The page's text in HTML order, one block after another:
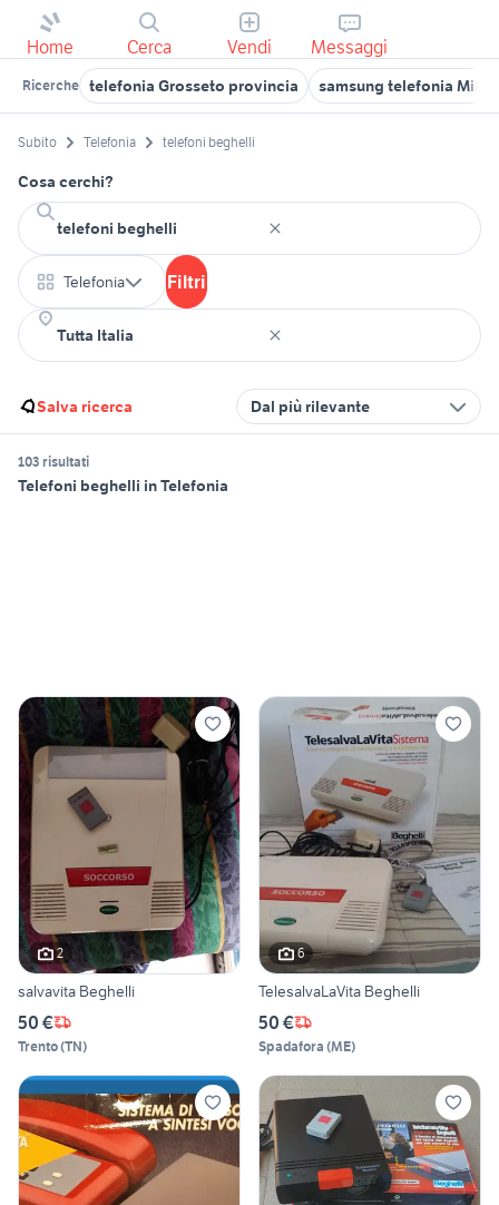
Home Cerca Vendi Messaggi
Ricerche telefonia Grosseto provincia samsung telefonia
Subito Telefonia telefoni beghelli
Cosa cerchi?
Telefonia Filtri
Salva ricerca Dal più rilevante
103 risultati
Telefoni beghelli in Telefonia
2
salvavita Beghelli
50 €
Trento(TN)
6
TelesalvaLaVita Beghelli
50 €
Spadafora (ME)